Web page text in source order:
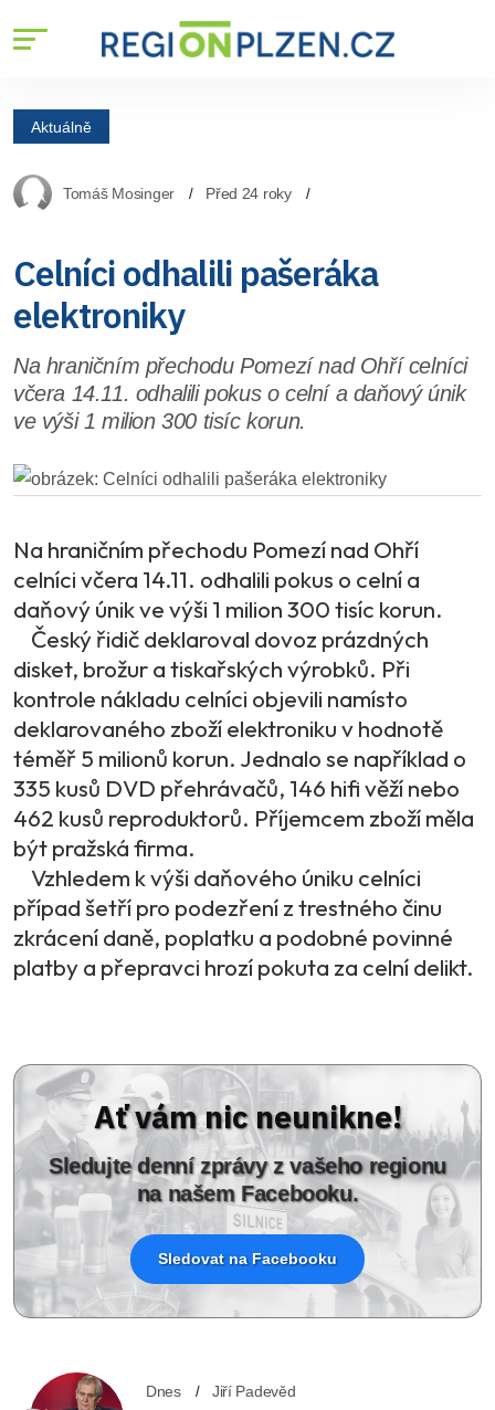
Aktuálně
Tomáš Mosinger Před 24 roky
Celníci odhalili pašeráka
elektroniky
Na hraničním přechodu Pomezí nad Ohří celníci
včera 14.11. odhalili pokus o celní a daňový únik
ve výši 1 milion 300 tisíc korun.
Na hraničním přechodu Pomezí nad Ohří
celníci včera 14.11. odhalili pokus o celní a
daňový únik ve výši 1 milion 300 tisíc korun.
Český řidič deklaroval dovoz prázdných
disket, brožur a tiskařských výrobků. Při
kontrole nákladu celníci objevili namísto
deklarovaného zboží elektroniku v hodnotě
téměř 5 milionů korun. Jednalo se například o
335 kusů DVD přehrávačů, 146 hifi věží nebo
462 kusů reproduktorů. Příjemcem zboží měla
být pražská firma.
Vzhledem k výši daňového úniku celníci
případ šetří pro podezření z trestného činu
zkrácení daně, poplatku a podobné povinné
platby a přepravci hrozí pokuta za celní delikt.
Ať vám nic neunikne!
Sledujte denní zprávy z vašeho regionu
na našem Facebooku.
Sledovat na Facebooku
Dnes Jiří Padevěd